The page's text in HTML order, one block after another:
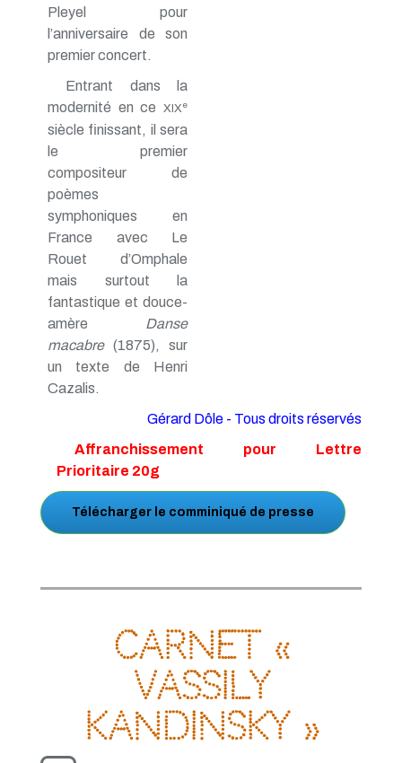
Pleyel pour
l’anniversaire de son
premier concert.
Entrant dans la
modernité en ce
XIXe
siècle finissant, il sera
le premier
compositeur de
poèmes
symphoniques en
France avec Le
Rouet d’Omphale
mais surtout la
fantastique et douce-
amère Danse
macabre(1875), sur
un texte de Henri
Cazalis.
Gérard Dôle - Tous droits réservés
Affranchissement pour Lettre
Prioritaire 20g
Télécharger le comminiqué de presse
Carnet «
Vassily
Kandinsky »